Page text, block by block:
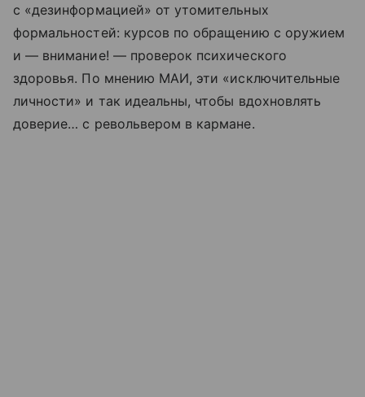
с «дезинформацией» от утомительных
формальностей: курсов по обращению с оружием
и — внимание! — проверок психического
здоровья. По мнению МАИ, эти «исключительные
личности» и так идеальны, чтобы вдохновлять
доверие… с револьвером в кармане.